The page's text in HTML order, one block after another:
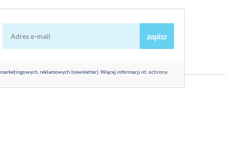
zapisz
reklamowych (newsletter). Więcej informacji nt. ochrony